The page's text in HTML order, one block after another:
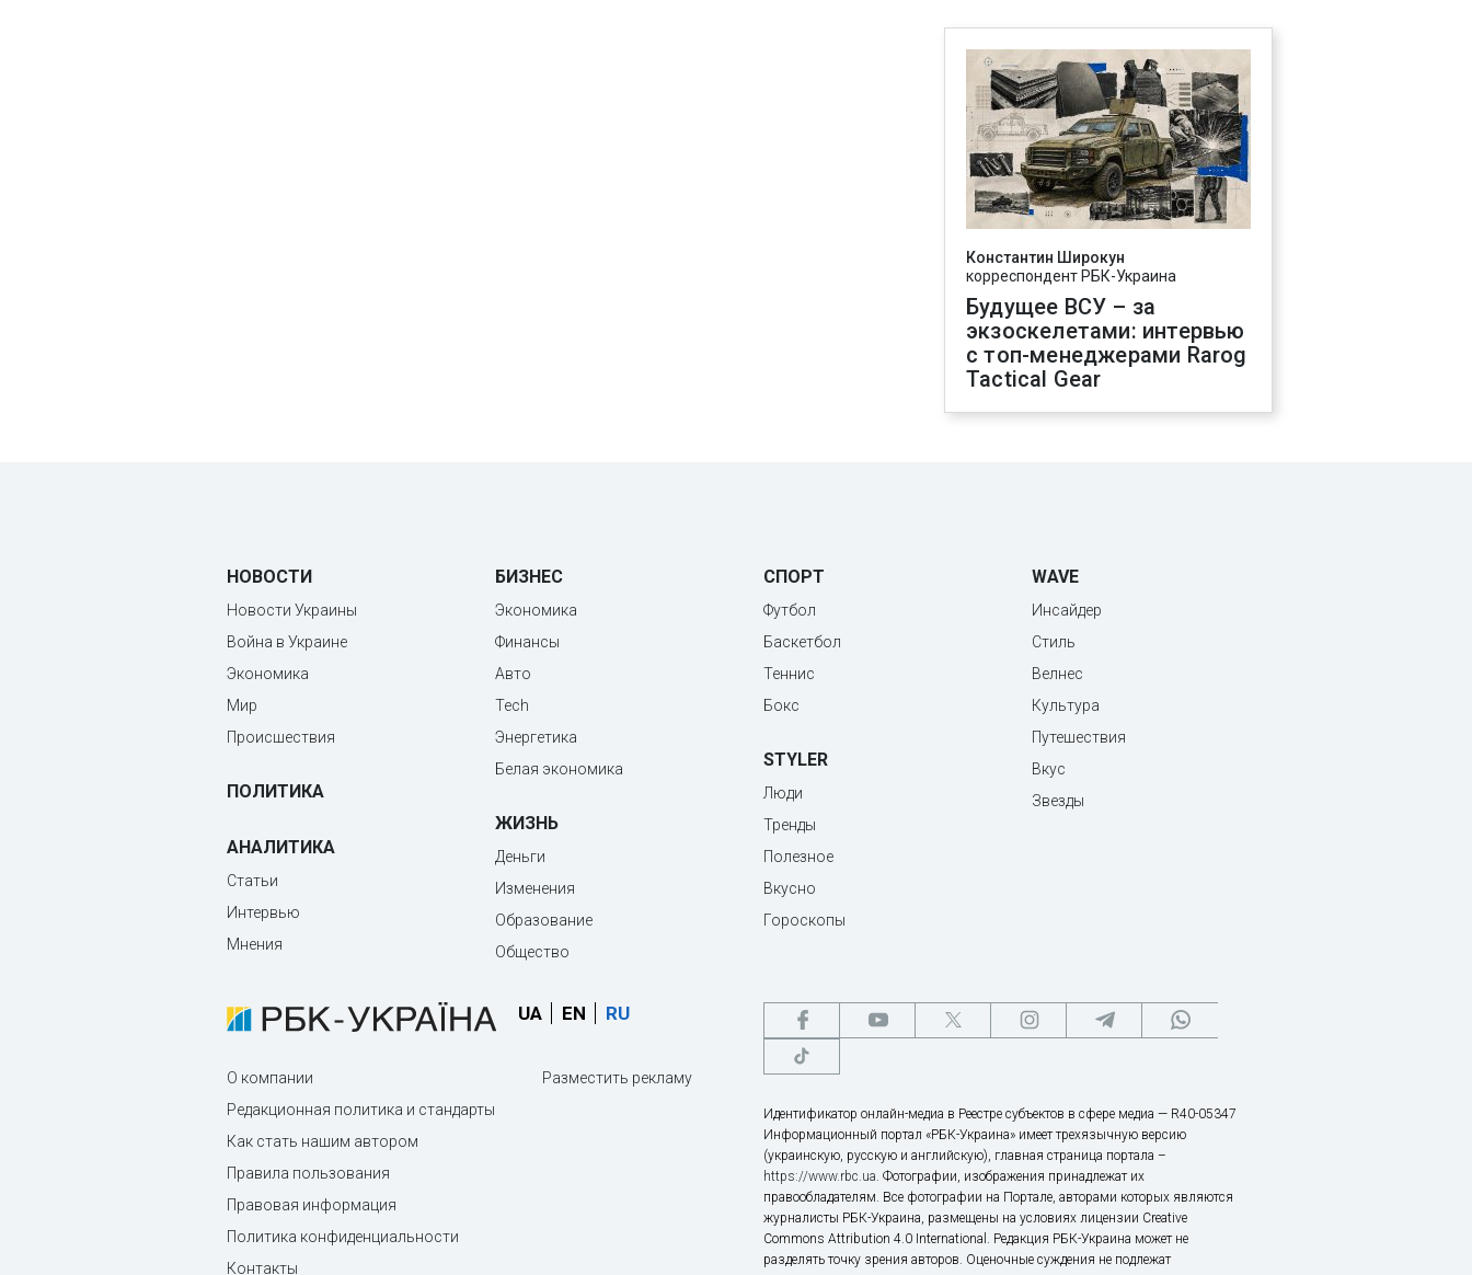
Константин Широкун
корреспондент РБК-Украина
Будущее ВСУ – за
экзоскелетами: интервью
с топ-менеджерами Rarog
Tactical Gear
НОВОСТИ
Новости Украины
Война в Украине
Экономика
Мир
Происшествия
ПОЛИТИКА
АНАЛИТИКА
Статьи
Интервью
Мнения
БИЗНЕС
Экономика
Финансы
Авто
Tech
Энергетика
Белая экономика
ЖИЗНЬ
Деньги
Изменения
Образование
Общество
СПОРТ
Футбол
Баскетбол
Теннис
Бокс
STYLER
Люди
Тренды
Полезное
Вкусно
Гороскопы
WAVE
Инсайдер
Стиль
Велнес
Культура
Путешествия
Вкус
Звезды
UA EN RU
О компании
Редакционная политика и стандарты
Как стать нашим автором
Правила пользования
Правовая информация
Политика конфиденциальности
Контакты
Разместить рекламу
Идентификатор онлайн-медиа в Реестре субъектов в сфере медиа — R40-05347
Информационный портал «РБК-Украина» имеет трехязычную версию
(украинскую, русскую и английскую), главная страница портала –
https://www.rbc.ua. Фотографии, изображения принадлежат их
правообладателям. Все фотографии на Портале, авторами которых являются
журналисты РБК-Украина, размещены на условиях лицензии Creative
Commons Attribution 4.0 International. Редакция РБК-Украина может не
разделять точку зрения авторов. Оценочные суждения не подлежат